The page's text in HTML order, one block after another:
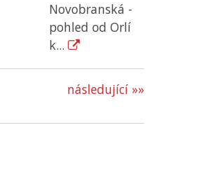
Novobranská -
pohled od Orlí
k...
následující »»